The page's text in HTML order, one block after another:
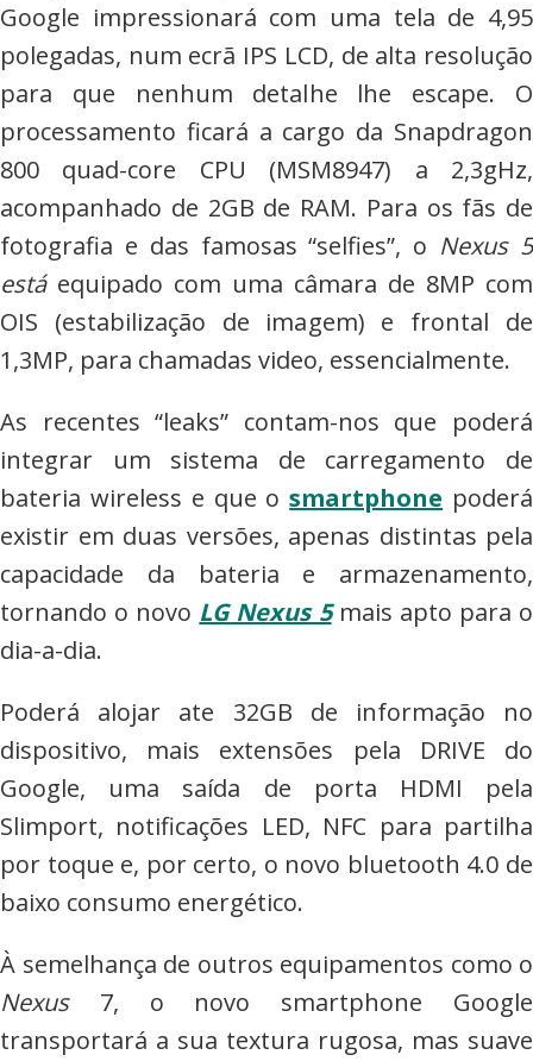
Google impressionará com uma tela de 4,95
polegadas, num ecrã IPS LCD, de alta resolução
para que nenhum detalhe lhe escape. O
processamento ficará a cargo da Snapdragon
800 quad-core CPU (MSM8947) a 2,3gHz,
acompanhado de 2GB de RAM. Para os fãs de
fotografia e das famosas “selfies”, o Nexus 5
estáequipado com uma câmara de 8MP com
OIS (estabilização de imagem) e frontal de
1,3MP, para chamadas video, essencialmente.
As recentes “leaks” contam-nos que poderá
integrar um sistema de carregamento de
bateria wireless e que osmartphone poderá
existir em duas versões, apenas distintas pela
capacidade da bateria e armazenamento,
tornando o novo LG Nexus 5mais apto para o
dia-a-dia.
Poderá alojar ate 32GB de informação no
dispositivo, mais extensões pela DRIVE do
Google, uma saída de porta HDMI pela
Slimport, notificações LED, NFC para partilha
por toque e, por certo, o novo bluetooth 4.0 de
baixo consumo energético.
À semelhança de outros equipamentos como o
Nexus7, o novo smartphone Google
transportará a sua textura rugosa, mas suave